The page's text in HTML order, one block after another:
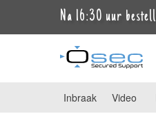
Na 16:30 uur
Inbraak Video